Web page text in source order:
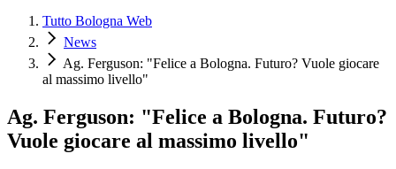
Tutto Bologna Web
News
Ag. Ferguson: "Felice a Bologna. Futuro? Vuole giocare
al massimo livello"
Ag. Ferguson: "Felice a Bologna. Futuro?
Vuole giocare al massimo livello"